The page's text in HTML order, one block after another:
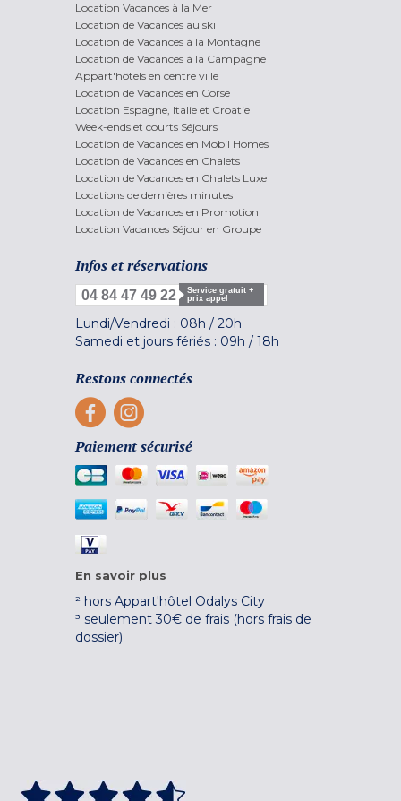
Location Vacances à la Mer
Location de Vacances au ski
Location de Vacances à la Montagne
Location de Vacances à la Campagne
Appart'hôtels en centre ville
Location de Vacances en Corse
Location Espagne, Italie et Croatie
Week-ends et courts Séjours
Location de Vacances en Mobil Homes
Location de Vacances en Chalets
Location de Vacances en Chalets Luxe
Locations de dernières minutes
Location de Vacances en Promotion
Location Vacances Séjour en Groupe
Infos et réservations
04 84 47 49 22
Service gratuit +
prix appel
Lundi/Vendredi : 08h / 20h
Samedi et jours fériés : 09h / 18h
Restons connectés
Paiement sécurisé
En savoir plus
² hors Appart'hôtel Odalys City
³ seulement 30€ de frais (hors frais de
dossier)